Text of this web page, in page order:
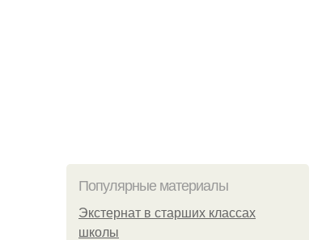
Популярные материалы
Экстернат в старших классах
школы